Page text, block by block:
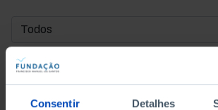
Consentir Detalhes
DATA DE INÍCIO
DATA DE FIM